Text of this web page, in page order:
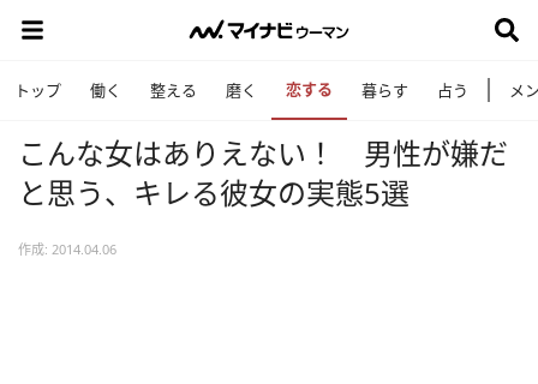
トップ 働く 整える 磨く 恋する 暮らす 占う メ
こんな女はありえない！ 男性が嫌だ
と思う、キレる彼女の実態5選
作成: 2014.04.06